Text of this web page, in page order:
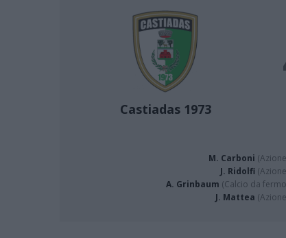
Castiadas 1973
M. Carboni
J. Ridolfi
A. Grinbaum (Calcio da
J. Mattea